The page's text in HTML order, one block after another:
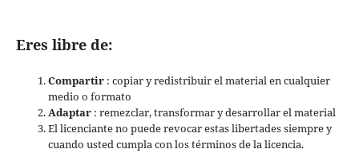
Eres libre de:
Compartir : copiar y redistribuir el material en cualquier
medio o formato
Adaptar : remezclar, transformar y desarrollar el material
El licenciante no puede revocar estas libertades siempre y
cuando usted cumpla con los términos de la licencia.